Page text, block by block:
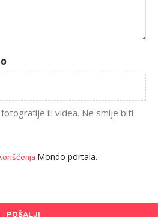
ili videa. Ne smije biti
Mondo portala.
POŠALJI